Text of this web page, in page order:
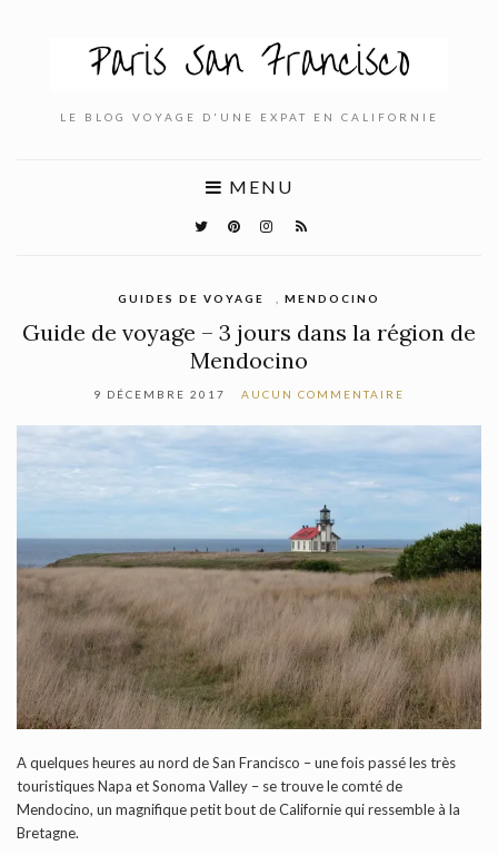
LE BLOG VOYAGE D'UNE EXPAT EN CALIFORNIE
MENU
GUIDES DE VOYAGE MENDOCINO
Guide de voyage – 3 jours dans la région de
Mendocino
9 DÉCEMBRE 2017 AUCUN COMMENTAIRE
A quelques heures au nord de San Francisco – une fois passé les très
touristiques Napa et Sonoma Valley – se trouve le comté de
Mendocino, un magnifique petit bout de Californie qui ressemble à la
Bretagne.